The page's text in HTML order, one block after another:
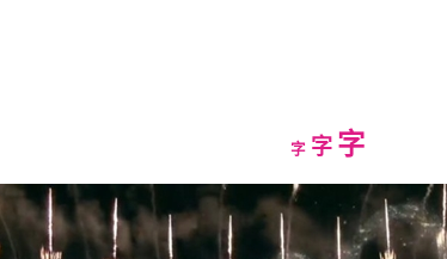
字Decrease
size.
字Reset
size.
字
font
size.